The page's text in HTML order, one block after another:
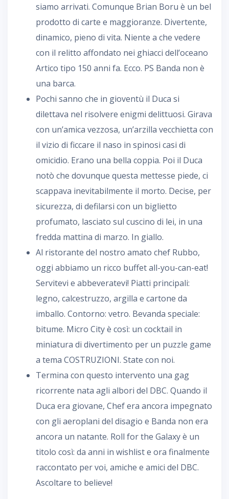
siamo arrivati. Comunque Brian Boru è un bel
prodotto di carte e maggioranze. Divertente,
dinamico, pieno di vita. Niente a che vedere
con il relitto affondato nei ghiacci dell’oceano
Artico tipo 150 anni fa. Ecco. PS Banda non è
una barca.
Pochi sanno che in gioventù il Duca si
dilettava nel risolvere enigmi delittuosi. Girava
con un’amica vezzosa, un’arzilla vecchietta con
il vizio di ficcare il naso in spinosi casi di
omicidio. Erano una bella coppia. Poi il Duca
notò che dovunque questa mettesse piede, ci
scappava inevitabilmente il morto. Decise, per
sicurezza, di defilarsi con un biglietto
profumato, lasciato sul cuscino di lei, in una
fredda mattina di marzo. In giallo.
Al ristorante del nostro amato chef Rubbo,
oggi abbiamo un ricco buffet all-you-can-eat!
Servitevi e abbeveratevi! Piatti principali:
legno, calcestruzzo, argilla e cartone da
imballo. Contorno: vetro. Bevanda speciale:
bitume. Micro City è così: un cocktail in
miniatura di divertimento per un puzzle game
a tema COSTRUZIONI. State con noi.
Termina con questo intervento una gag
ricorrente nata agli albori del DBC. Quando il
Duca era giovane, Chef era ancora impegnato
con gli aeroplani del disagio e Banda non era
ancora un natante. Roll for the Galaxy è un
titolo così: da anni in wishlist e ora finalmente
raccontato per voi, amiche e amici del DBC.
Ascoltare to believe!